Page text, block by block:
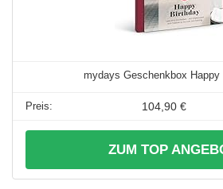
mydays Geschenkbox
104,90 €
ZUM TOP